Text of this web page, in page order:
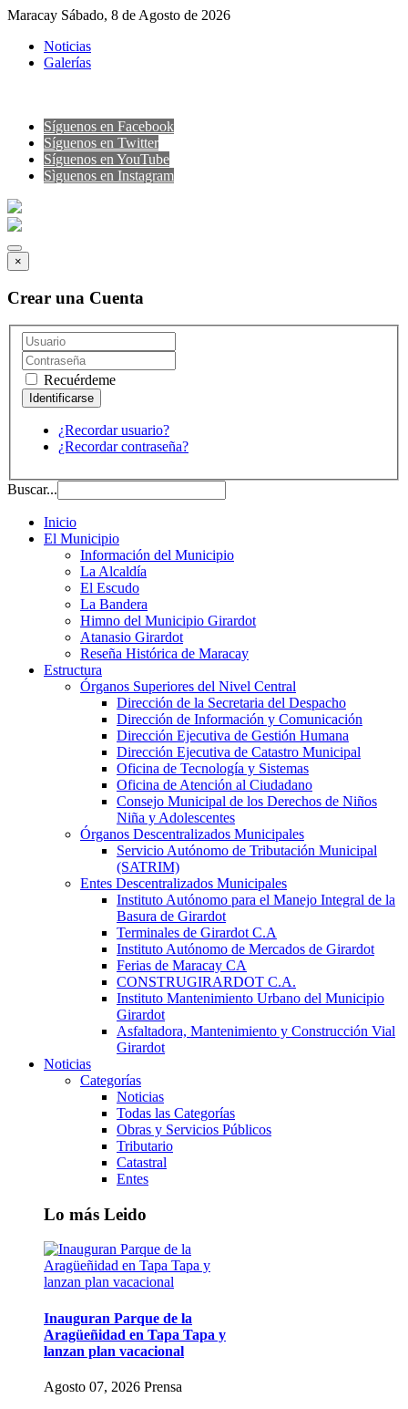
Maracay Sábado, 8 de Agosto de 2026
Noticias
Galerías
Síguenos en Facebook
Síguenos en Twitter
Síguenos en YouTube
Sìguenos en Instagram
×
Crear una Cuenta
Recuérdeme
¿Recordar usuario?
¿Recordar contraseña?
Buscar...
Inicio
El Municipio
Información del Municipio
La Alcaldía
El Escudo
La Bandera
Himno del Municipio Girardot
Atanasio Girardot
Reseña Histórica de Maracay
Estructura
Órganos Superiores del Nivel Central
Dirección de la Secretaria del Despacho
Dirección de Información y Comunicación
Dirección Ejecutiva de Gestión Humana
Dirección Ejecutiva de Catastro Municipal
Oficina de Tecnología y Sistemas
Oficina de Atención al Ciudadano
Consejo Municipal de los Derechos de Niños
Niña y Adolescentes
Órganos Descentralizados Municipales
Servicio Autónomo de Tributación Municipal
(SATRIM)
Entes Descentralizados Municipales
Instituto Autónomo para el Manejo Integral de la
Basura de Girardot
Terminales de Girardot C.A
Instituto Autónomo de Mercados de Girardot
Ferias de Maracay CA
CONSTRUGIRARDOT C.A.
Instituto Mantenimiento Urbano del Municipio
Girardot
Asfaltadora, Mantenimiento y Construcción Vial
Girardot
Noticias
Categorías
Noticias
Todas las Categorías
Obras y Servicios Públicos
Tributario
Catastral
Entes
Lo más Leido
Inauguran Parque de la
Aragüeñidad en Tapa Tapa y
lanzan plan vacacional
Agosto 07, 2026 Prensa